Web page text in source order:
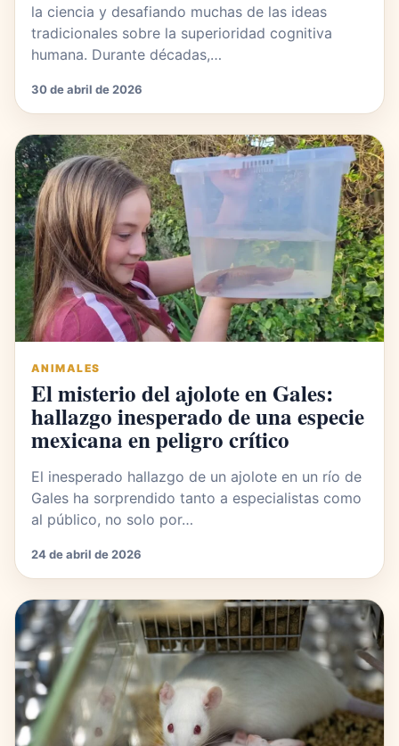
la ciencia y desafiando muchas de las ideas
tradicionales sobre la superioridad cognitiva
humana. Durante décadas,…
30 de abril de 2026
ANIMALES
El misterio del ajolote en Gales:
hallazgo inesperado de una especie
mexicana en peligro crítico
El inesperado hallazgo de un ajolote en un río de
Gales ha sorprendido tanto a especialistas como
al público, no solo por…
24 de abril de 2026